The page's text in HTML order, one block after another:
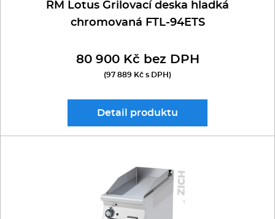
RM Lotus Grilovací deska hladká
chromovaná FTL-94ETS
80 900 Kč bez DPH
(97 889 Kč s DPH)
Detail produktu